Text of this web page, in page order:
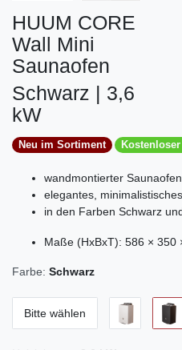
HUUM CORE
Wall Mini
Saunaofen
Schwarz | 3,6
kW
Neu im Sortiment Kostenloser
wandmontierter
elegantes,
in den Farben Schwarz
Maße (HxBxT): 586 × 350
Farbe: Schwarz
Bitte wählen